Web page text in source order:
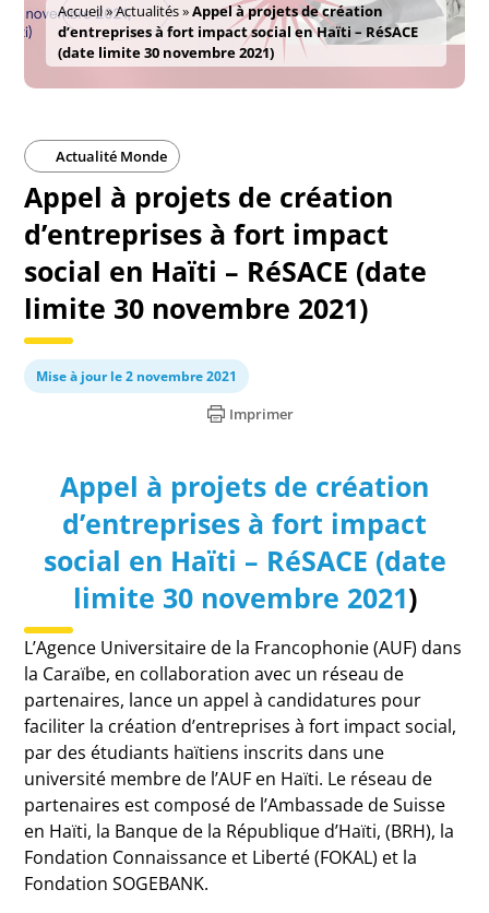
Accueil»Actualités»Appel à projets de création
d’entreprises à fort impact social en Haïti – RéSACE
(date limite 30 novembre 2021)
Actualité Monde
Appel à projets de création
d’entreprises à fort impact
social en Haïti – RéSACE (date
limite 30 novembre 2021)
Mise à jour le 2 novembre 2021
Imprimer
Appel à projets de création
d’entreprises à fort impact
social en Haïti – RéSACE (date
limite 30 novembre 2021)
L’Agence Universitaire de la Francophonie (AUF) dans
la Caraïbe, en collaboration avec un réseau de
partenaires, lance un appel à candidatures pour
faciliter la création d’entreprises à fort impact social,
par des étudiants haïtiens inscrits dans une
université membre de l’AUF en Haïti. Le réseau de
partenaires est composé de l’Ambassade de Suisse
en Haïti, la Banque de la République d’Haïti, (BRH), la
Fondation Connaissance et Liberté (FOKAL) et la
Fondation SOGEBANK.